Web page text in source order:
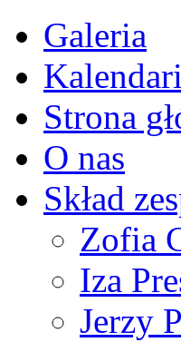
Galeria
Strona
O nas
Skład
Zofia
Iza
Jerzy